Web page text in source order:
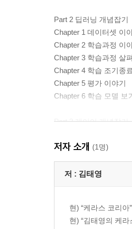
Part 2 딥러닝 개념잡기
Chapter 1 데이터셋 이
Chapter 2 학습과정 이
Chapter 3 학습과정 살
Chapter 4 학습 조기종
Chapter 5 평가 이야기
Chapter 6 학습 모델 보
Part 3 레이어 개념잡기
Chapter 2 다층 퍼셉트
Chapter 3 컨볼루션 신
Chapter 4 컨볼루션 신
Chapter 7 순환 신경망
저자 소개 (1명)
저 : 김태영
현) “케라스 코리
현) “김태영의 케라